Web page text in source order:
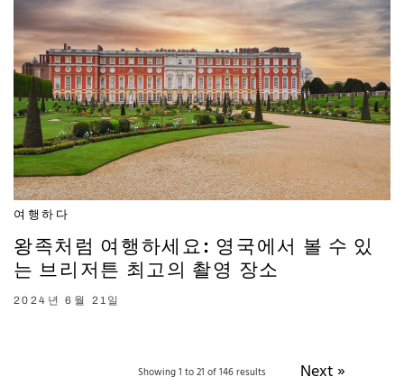
여행하다
왕족처럼 여행하세요: 영국에서 볼 수 있
는 브리저튼 최고의 촬영 장소
2024년 6월 21일
Showing 1 to 21 of 146 results Next »